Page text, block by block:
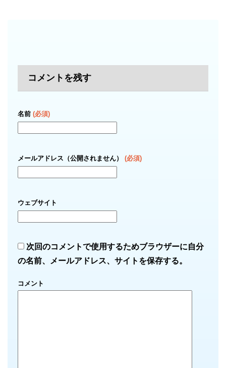
コメントを残す
名前 (必須)
メールアドレス（公開されません） (必須)
ウェブサイト
次回のコメントで使用するためブラウザーに自分
の名前、メールアドレス、サイトを保存する。
コメント